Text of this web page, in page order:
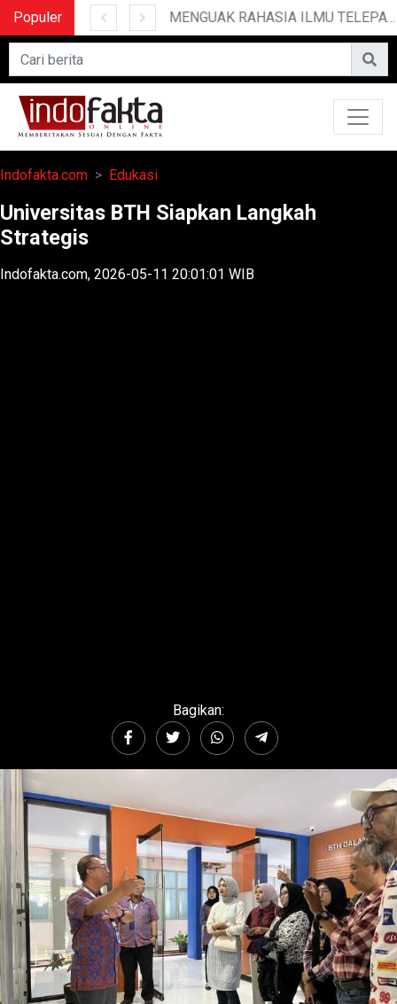
Populer MENGUAK RAHASIA ILMU TELEPATI
Indofakta.com Edukasi
Universitas BTH Siapkan Langkah
Strategis
Indofakta.com, 2026-05-11 20:01:01 WIB
Bagikan: